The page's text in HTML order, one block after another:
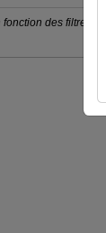
des filtres